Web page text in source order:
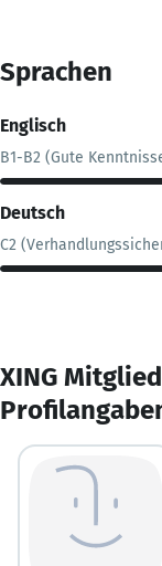
Sprachen
Englisch
B1-B2 (Gute
Deutsch
C2
XING